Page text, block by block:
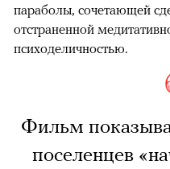
параболы, сочетающей
отстраненной
психоделичностью.
Фильм
поселенцев